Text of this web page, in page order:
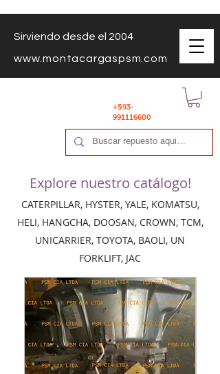
Sirviendo desde el 2004
www.montacargaspsm.com
+593-
991116600
Explore nuestro catálogo!
CATERPILLAR, HYSTER, YALE, KOMATSU,
HELI, HANGCHA, DOOSAN, CROWN, TCM,
UNICARRIER, TOYOTA, BAOLI, UN
FORKLIFT, JAC